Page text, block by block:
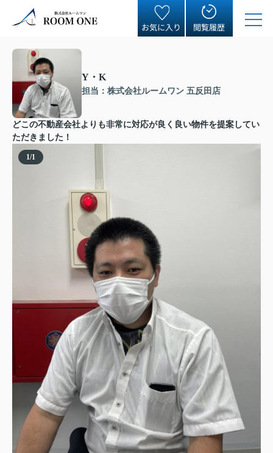
お気に入り 閲覧履歴
Y・K
担当：株式会社ルームワン 五反田店
どこの不動産会社よりも非常に対応が良く良い物件を提案してい
ただきました！
1/1